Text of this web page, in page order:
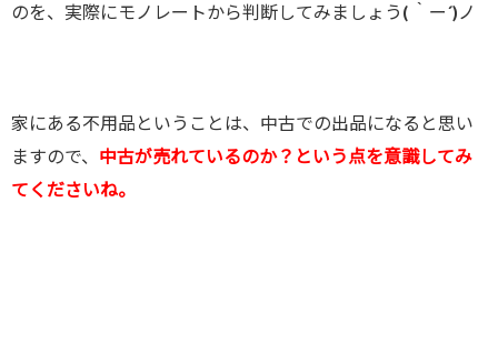
のを、実際にモノレートから判断してみましょう( ｀ー´)ノ
家にある不用品ということは、中古での出品になると思い
ますので、 中古が売れているのか？という点を意識してみ
てくださいね。